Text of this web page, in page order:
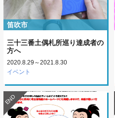
笛吹市
三十三番土偶札所巡り達成者の
方へ
2020.8.29～2021.8.30
イベント
END